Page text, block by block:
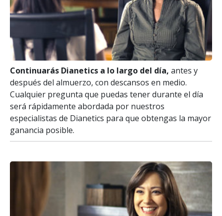
Continuarás Dianetics a lo largo del día, antes y
después del almuerzo, con descansos en medio.
Cualquier pregunta que puedas tener durante el día
será rápidamente abordada por nuestros
especialistas de Dianetics para que obtengas la mayor
ganancia posible.